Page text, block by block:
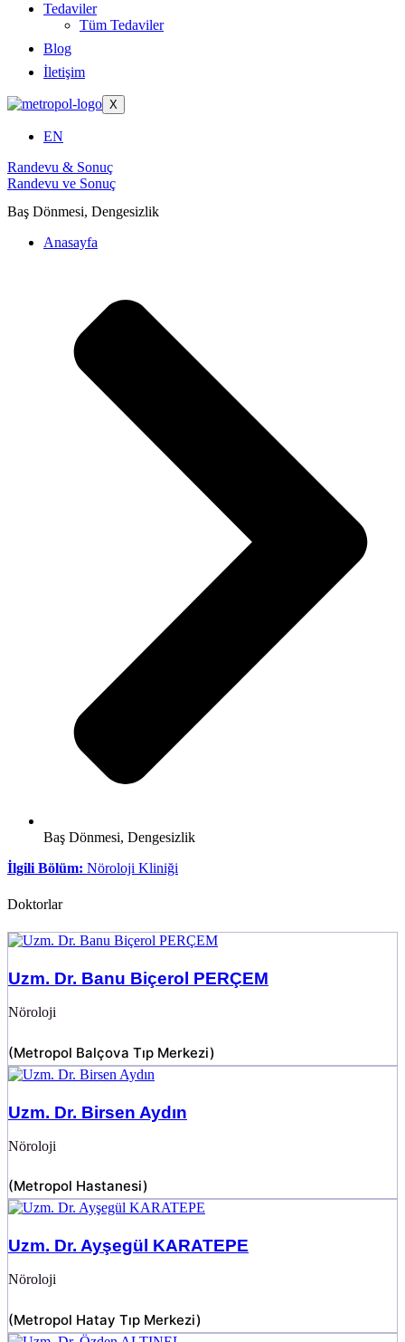
Tedaviler
Tüm Tedaviler
Blog
İletişim
X
EN
Randevu & Sonuç
Randevu ve Sonuç
Baş Dönmesi, Dengesizlik
Anasayfa
Baş Dönmesi, Dengesizlik
İlgili Bölüm: Nöroloji Kliniği
Doktorlar
Uzm. Dr. Banu Biçerol PERÇEM
Nöroloji
(Metropol Balçova Tıp Merkezi)
Uzm. Dr. Birsen Aydın
Nöroloji
(Metropol Hastanesi)
Uzm. Dr. Ayşegül KARATEPE
Nöroloji
(Metropol Hatay Tıp Merkezi)